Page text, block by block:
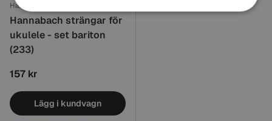
Hannabach
Hannabach strängar för
ukulele - set bariton
(233)
157 kr
Lägg i kundvagn